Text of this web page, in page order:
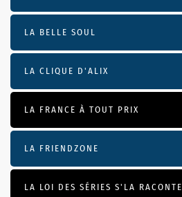
LA BELLE SOUL
LA CLIQUE D'ALIX
LA FRANCE À TOUT PRIX
LA FRIENDZONE
LA LOI DES SÉRIES S'LA RACONTE